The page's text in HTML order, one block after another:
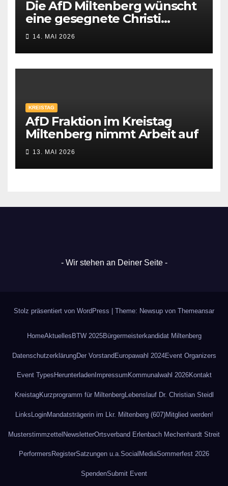
Die AfD Miltenberg wünscht
eine gesegnete Christi
Himmelfahrt
14. MAI 2026
KREISTAG
AfD Fraktion im Kreistag
Miltenberg nimmt Arbeit auf
13. MAI 2026
- Wir stehen an Deiner Seite -
Stolz präsentiert von WordPress Theme: Newsup von Themeansar
HomeAktuellesBTW 2025Bürgermeisterkandidat Miltenberg
Datenschutz­erklärungDer VorstandEuropawahl 2024Event Organizers
Event Types HerunterladenImpressum Kommunalwahl 2026Kontakt
KreistagKurzprogramm für MiltenbergLebenslauf Dr. Christian Steidl
Links LoginMandatsträgerin im Lkr. Miltenberg (607)Mitglied werden!
MusterstimmzettelNewsletterOrtsverband Erlenbach Mechenhardt Streit
Performers RegisterSatzungen u.a.SocialMediaSommerfest 2026
SpendenSubmit Event